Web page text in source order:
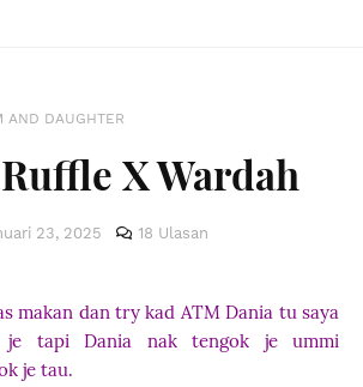
AND DAUGHTER
X Wardah
23, 2025 18 Ulasan
makan dan try kad ATM Dania tu saya
tapi Dania nak tengok je ummi
je tau.